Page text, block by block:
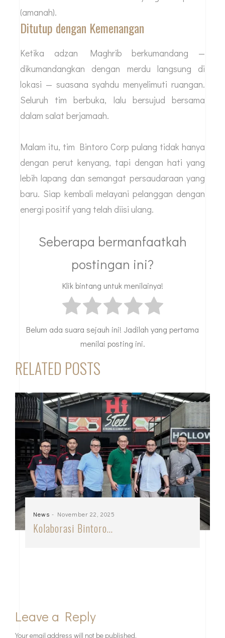
(amanah).
Ditutup dengan Kemenangan
Ketika adzan Maghrib berkumandang —
dikumandangkan dengan merdu langsung di
lokasi — suasana syahdu menyelimuti ruangan.
Seluruh tim berbuka, lalu bersujud bersama
dalam salat berjamaah.
Malam itu, tim Bintoro Corp pulang tidak hanya
dengan perut kenyang, tapi dengan hati yang
lebih lapang dan semangat persaudaraan yang
baru. Siap kembali melayani pelanggan dengan
energi positif yang telah diisi ulang.
Seberapa bermanfaatkah
postingan ini?
Klik bintang untuk menilainya!
Belum ada suara sejauh ini! Jadilah yang pertama
menilai posting ini.
RELATED POSTS
News - November 22, 2025
Kolaborasi Bintoro…
Leave a Reply
Your email address will not be published.